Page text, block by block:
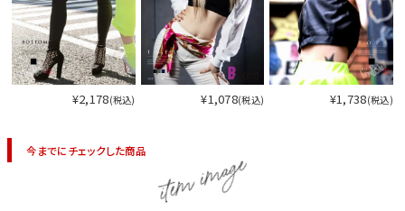
¥2,178(税込) ¥1,078(税込) ¥1,738(税込)
今までにチェックした商品 item image